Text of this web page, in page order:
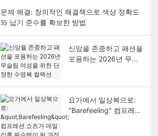
문제 해결: 창의적인 해결책으로 색상 정확도
와 납기 준수를 확보한 방법
신앙을 존중하고 패션을
포용하는 2026년 무슬
요가에서 일상복으로:
"Barefeeling" 컴프레션
쇼츠가 데일리룩 필수템